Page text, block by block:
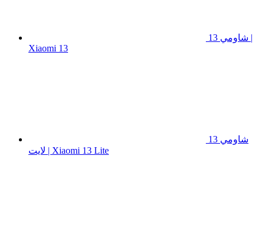
شاومي 13 |
Xiaomi 13
شاومي 13
لايت | Xiaomi 13 Lite